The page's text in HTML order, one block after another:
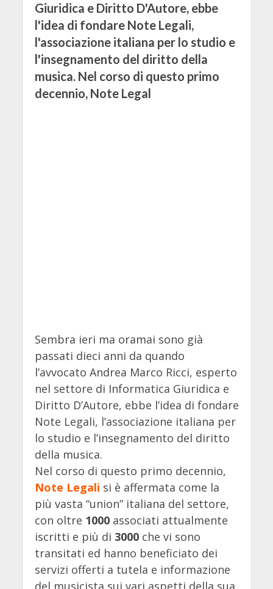
Giuridica e Diritto D'Autore, ebbe
l'idea di fondare Note Legali,
l'associazione italiana per lo studio e
l'insegnamento del diritto della
musica. Nel corso di questo primo
decennio, Note Legal
Sembra ieri ma oramai sono già
passati dieci anni da quando
l’avvocato Andrea Marco Ricci, esperto
nel settore di Informatica Giuridica e
Diritto D’Autore, ebbe l’idea di fondare
Note Legali, l’associazione italiana per
lo studio e l’insegnamento del diritto
della musica.
Nel corso di questo primo decennio,
Note Legali si è affermata come la
più vasta “union” italiana del settore,
con oltre 1000 associati attualmente
iscritti e più di 3000 che vi sono
transitati ed hanno beneficiato dei
servizi offerti a tutela e informazione
del musicista sui vari aspetti della sua